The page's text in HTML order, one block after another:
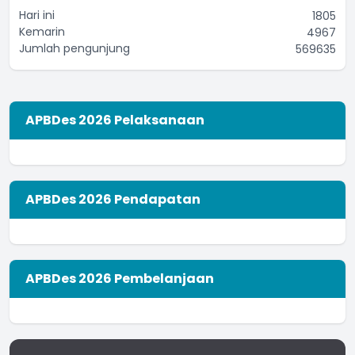
08 Mei 2022 10:20:02
Hari ini
1805
Kemarin
4967
Jumlah pengunjung
569635
APBDes 2026 Pelaksanaan
APBDes 2026 Pendapatan
APBDes 2026 Pembelanjaan